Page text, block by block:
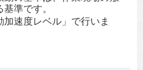
準です。
速度レベル」で行いま